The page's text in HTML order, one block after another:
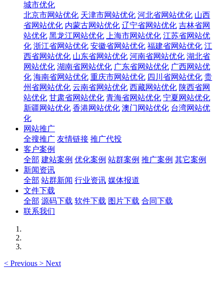
城市优化
北京市网站优化 天津市网站优化 河北省网站优化 山西
省网站优化 内蒙古网站优化 辽宁省网站优化 吉林省网
站优化 黑龙江网站优化 上海市网站优化 江苏省网站优
化 浙江省网站优化 安徽省网站优化 福建省网站优化 江
西省网站优化 山东省网站优化 河南省网站优化 湖北省
网站优化 湖南省网站优化 广东省网站优化 广西网站优
化 海南省网站优化 重庆市网站优化 四川省网站优化 贵
州省网站优化 云南省网站优化 西藏网站优化 陕西省网
站优化 甘肃省网站优化 青海省网站优化 宁夏网站优化
新疆网站优化 香港网站优化 澳门网站优化 台湾网站优
化
网站推广
全搜推广 友情链接 推广代投
客户案例
全部 建站案例 优化案例 站群案例 推广案例 其它案例
新闻资讯
全部 站群新闻 行业资讯 媒体报道
文件下载
全部 源码下载 软件下载 图片下载 合同下载
联系我们
< Previous > Next